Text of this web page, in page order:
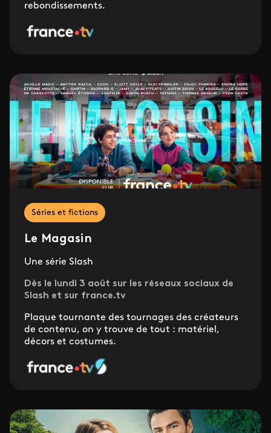
rebondissements.
Séries et fictions
Le Magasin
Une série Slash
Dès le lundi 3 août sur les réseaux sociaux de
Slash et sur france.tv
Plaque tournante des tournages des créateurs
de contenu, on y trouve de tout : matériel,
décors et costumes.